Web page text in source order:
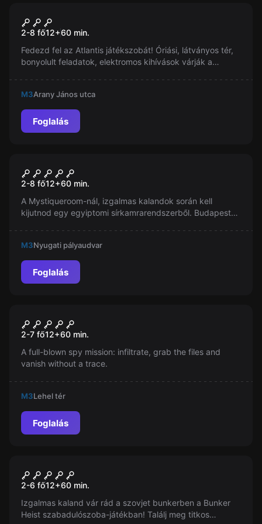
Atlantisz Szoba
2-8 fő12+60 min.
Fedezd fel az Atlantis játékszobát! Óriási, látványos tér,
bonyolult feladatok, elektromos kihívások várják a
M3Arany János utca
Foglalás
A Fáraó Sírja
2-8 fő12+60 min.
A Mystiqueroom-nál, izgalmas kalandok során kell
kijutnod egy egyiptomi sírkamrarendszerből. Budapesten
M3Nyugati pályaudvar
Foglalás
Új
Top Secret
2-7 fő12+60 min.
A full-blown spy mission: infiltrate, grab the files and
vanish without a trace.
M3Lehel tér
Foglalás
Bunker Heist
2-6 fő12+60 min.
Izgalmas kaland vár rád a szovjet bunkerben a Bunker
Heist szabadulószoba-játékban! Találj meg titkos